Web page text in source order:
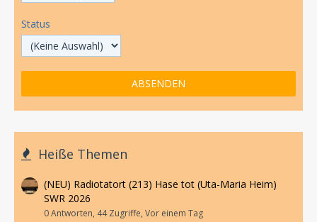
Status
Heiße Themen
(NEU) Radiotatort (213) Hase tot (Uta-Maria Heim)
SWR 2026
0 Antworten, 44 Zugriffe, Vor einem Tag